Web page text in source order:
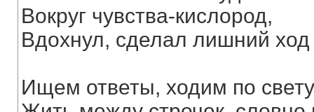
Вокруг чувства-кислород,
Вдохнул, сделал лишний ход
Ищем ответы, ходим по